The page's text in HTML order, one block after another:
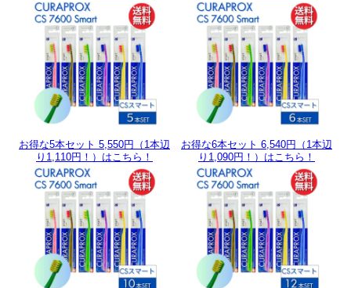
お得な5本セット 5,550円（1本辺
り1,110円！）はこちら！
お得な6本セット 6,540円（1本辺
り1,090円！）はこちら！